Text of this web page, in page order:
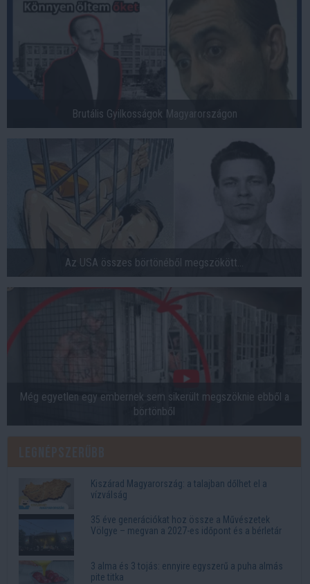
Brutális Gyilkosságok Magyarországon
Az USA összes börtönéből megszökött…
Még egyetlen egy embernek sem sikerült megszöknie ebből a
börtönből
Kiszárad Magyarország: a talajban dőlhet el a
vízválság
35 éve generációkat hoz össze a Művészetek
Völgye – megvan a 2027-es időpont és a bérletár
3 alma és 3 tojás: ennyire egyszerű a puha almás
pite titka